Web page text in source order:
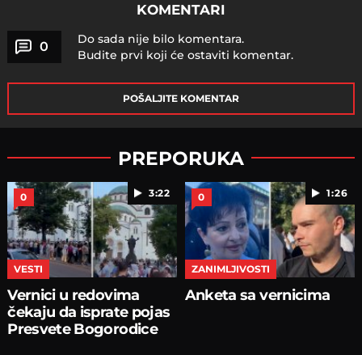
KOMENTARI
0
Do sada nije bilo komentara.
Budite prvi koji će ostaviti komentar.
POŠALJITE KOMENTAR
PREPORUKA
3:22
0
VESTI
Vernici u redovima
čekaju da isprate pojas
Presvete Bogorodice
1:26
0
ZANIMLJIVOSTI
Anketa sa vernicima